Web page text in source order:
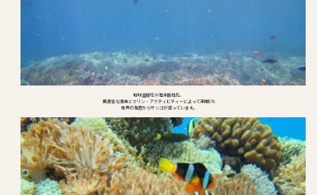
地球温暖化や海洋酸性化、
無責任な漁業とマリン・アクティビティーによって年間1%
世界の海底からサンゴが減っています。